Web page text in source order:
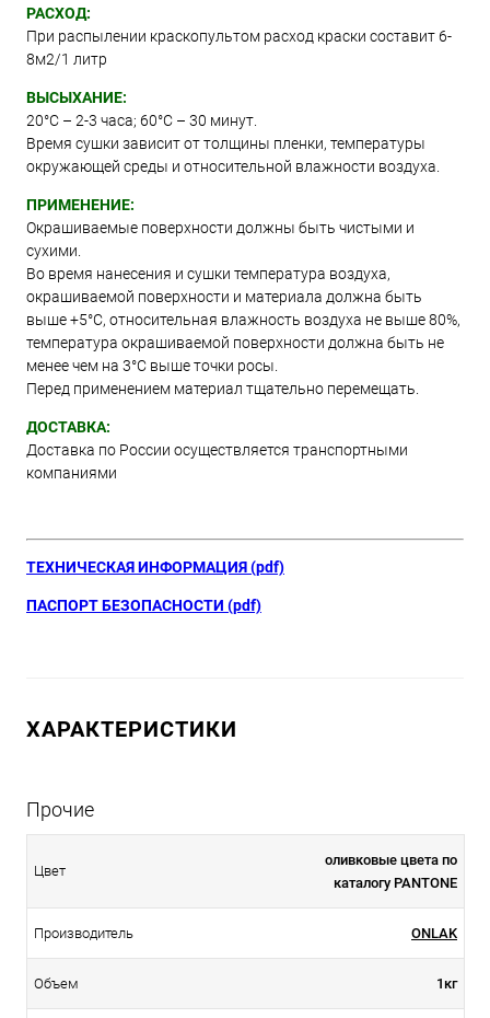
РАСХОД:
При распылении краскопультом расход краски составит 6-
8м2/1 литр
ВЫСЫХАНИЕ:
20°С – 2-3 часа; 60°С – 30 минут.
Время сушки зависит от толщины пленки, температуры
окружающей среды и относительной влажности воздуха.
ПРИМЕНЕНИЕ:
Окрашиваемые поверхности должны быть чистыми и
сухими.
Во время нанесения и сушки температура воздуха,
окрашиваемой поверхности и материала должна быть
выше +5°C, относительная влажность воздуха не выше 80%,
температура окрашиваемой поверхности должна быть не
менее чем на 3°C выше точки росы.
Перед применением материал тщательно перемещать.
ДОСТАВКА:
Доставка по России осуществляется транспортными
компаниями
ТЕХНИЧЕСКАЯ ИНФОРМАЦИЯ (pdf)
ПАСПОРТ БЕЗОПАСНОСТИ (pdf)
ХАРАКТЕРИСТИКИ
Прочие
Цвет
оливковые цвета по
каталогу PANTONE
Производитель ONLAK
Объем 1кг